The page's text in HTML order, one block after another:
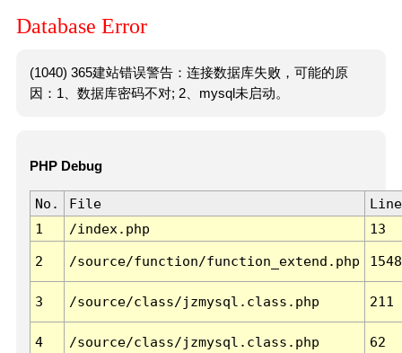
Database Error
(1040) 365建站错误警告：连接数据库失败，可能的原
因：1、数据库密码不对; 2、mysql未启动。
PHP Debug
No. File
Line
1
/index.php 13
2 /source/function/function_extend.php 1548
3 /source/class/jzmysql.class.php 211
4 /source/class/jzmysql.class.php 62